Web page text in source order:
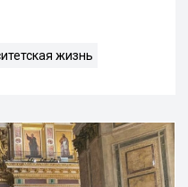
жизнь